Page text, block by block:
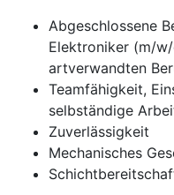
Abgeschlossene
Elektroniker (m/
artverwandten
Teamfähigkeit,
selbständige
Zuverlässigkeit
Mechanisches